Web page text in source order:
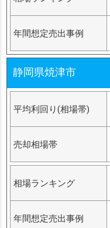
年間想定売出事例
静岡県焼津市
平均利回り(相場帯)
売却相場帯
相場ランキング
年間想定売出事例